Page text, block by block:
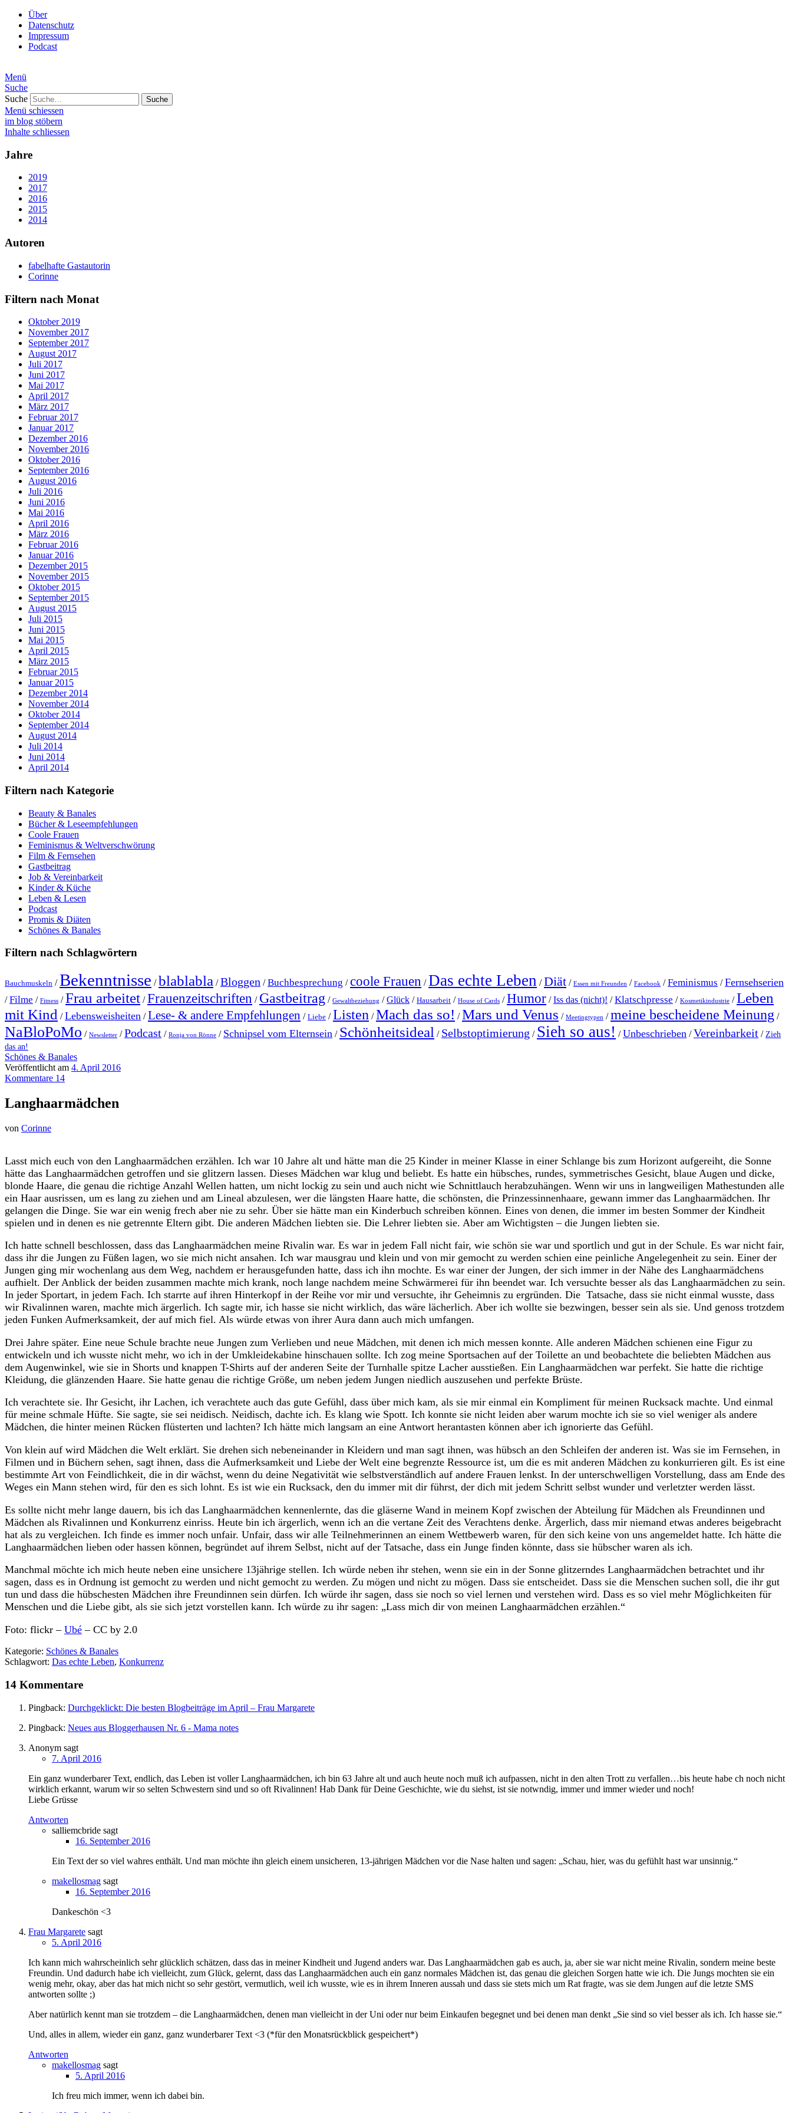
Über
Datenschutz
Impressum
Podcast
Menü
Suche
Suche
Menü schiessen
im blog stöbern
Inhalte schliessen
Jahre
2019
2017
2016
2015
2014
Autoren
fabelhafte Gastautorin
Corinne
Filtern nach Monat
Oktober 2019
November 2017
September 2017
August 2017
Juli 2017
Juni 2017
Mai 2017
April 2017
März 2017
Februar 2017
Januar 2017
Dezember 2016
November 2016
Oktober 2016
September 2016
August 2016
Juli 2016
Juni 2016
Mai 2016
April 2016
März 2016
Februar 2016
Januar 2016
Dezember 2015
November 2015
Oktober 2015
September 2015
August 2015
Juli 2015
Juni 2015
Mai 2015
April 2015
März 2015
Februar 2015
Januar 2015
Dezember 2014
November 2014
Oktober 2014
September 2014
August 2014
Juli 2014
Juni 2014
April 2014
Filtern nach Kategorie
Beauty & Banales
Bücher & Leseempfehlungen
Coole Frauen
Feminismus & Weltverschwörung
Film & Fernsehen
Gastbeitrag
Job & Vereinbarkeit
Kinder & Küche
Leben & Lesen
Podcast
Promis & Diäten
Schönes & Banales
Filtern nach Schlagwörtern
Bauchmuskeln /Bekenntnisse /blablabla /Bloggen /Buchbesprechung /coole Frauen /Das echte Leben /Diät / Essen mit Freunden / Facebook /Feminismus /Fernsehserien
/Filme / Fitness /Frau arbeitet /Frauenzeitschriften / Gastbeitrag / Gewaltbeziehung /Glück / Hausarbeit / House of Cards /Humor /Iss das (nicht)! /Klatschpresse / Kosmetikindustrie /Leben
mit Kind /Lebensweisheiten /Lese- & andere Empfehlungen / Liebe /Listen /Mach das so! /Mars und Venus / Meetingtypen /meine bescheidene Meinung /
NaBloPoMo / Newsletter /Podcast / Ronja von Rönne / Schnipsel vom Elternsein / Schönheitsideal / Selbstoptimierung / Sieh so aus! /Unbeschrieben /Vereinbarkeit / Zieh
das an!
Schönes & Banales
Veröffentlicht am 4. April 2016
Kommentare 14
Langhaarmädchen
von Corinne
Lasst mich euch von den Langhaarmädchen erzählen. Ich war 10 Jahre alt und hätte man die 25 Kinder in meiner Klasse in einer Schlange bis zum Horizont aufgereiht, die Sonne
hätte das Langhaarmädchen getroffen und sie glitzern lassen. Dieses Mädchen war klug und beliebt. Es hatte ein hübsches, rundes, symmetrisches Gesicht, blaue Augen und dicke,
blonde Haare, die genau die richtige Anzahl Wellen hatten, um nicht lockig zu sein und auch nicht wie Schnittlauch herabzuhängen. Wenn wir uns in langweiligen Mathestunden alle
ein Haar ausrissen, um es lang zu ziehen und am Lineal abzulesen, wer die längsten Haare hatte, die schönsten, die Prinzessinnenhaare, gewann immer das Langhaarmädchen. Ihr
gelangen die Dinge. Sie war ein wenig frech aber nie zu sehr. Über sie hätte man ein Kinderbuch schreiben können. Eines von denen, die immer im besten Sommer der Kindheit
spielen und in denen es nie getrennte Eltern gibt. Die anderen Mädchen liebten sie. Die Lehrer liebten sie. Aber am Wichtigsten – die Jungen liebten sie.
Ich hatte schnell beschlossen, dass das Langhaarmädchen meine Rivalin war. Es war in jedem Fall nicht fair, wie schön sie war und sportlich und gut in der Schule. Es war nicht fair,
dass ihr die Jungen zu Füßen lagen, wo sie mich nicht ansahen. Ich war mausgrau und klein und von mir gemocht zu werden schien eine peinliche Angelegenheit zu sein. Einer der
Jungen ging mir wochenlang aus dem Weg, nachdem er herausgefunden hatte, dass ich ihn mochte. Es war einer der Jungen, der sich immer in der Nähe des Langhaarmädchens
aufhielt. Der Anblick der beiden zusammen machte mich krank, noch lange nachdem meine Schwärmerei für ihn beendet war. Ich versuchte besser als das Langhaarmädchen zu sein.
In jeder Sportart, in jedem Fach. Ich starrte auf ihren Hinterkopf in der Reihe vor mir und versuchte, ihr Geheimnis zu ergründen. Die Tatsache, dass sie nicht einmal wusste, dass
wir Rivalinnen waren, machte mich ärgerlich. Ich sagte mir, ich hasse sie nicht wirklich, das wäre lächerlich. Aber ich wollte sie bezwingen, besser sein als sie. Und genoss trotzdem
jeden Funken Aufmerksamkeit, der auf mich fiel. Als würde etwas von ihrer Aura dann auch mich umfangen.
Drei Jahre später. Eine neue Schule brachte neue Jungen zum Verlieben und neue Mädchen, mit denen ich mich messen konnte. Alle anderen Mädchen schienen eine Figur zu
entwickeln und ich wusste nicht mehr, wo ich in der Umkleidekabine hinschauen sollte. Ich zog meine Sportsachen auf der Toilette an und beobachtete die beliebten Mädchen aus
dem Augenwinkel, wie sie in Shorts und knappen T-Shirts auf der anderen Seite der Turnhalle spitze Lacher ausstießen. Ein Langhaarmädchen war perfekt. Sie hatte die richtige
Kleidung, die glänzenden Haare. Sie hatte genau die richtige Größe, um neben jedem Jungen niedlich auszusehen und perfekte Brüste.
Ich verachtete sie. Ihr Gesicht, ihr Lachen, ich verachtete auch das gute Gefühl, dass über mich kam, als sie mir einmal ein Kompliment für meinen Rucksack machte. Und einmal
für meine schmale Hüfte. Sie sagte, sie sei neidisch. Neidisch, dachte ich. Es klang wie Spott. Ich konnte sie nicht leiden aber warum mochte ich sie so viel weniger als andere
Mädchen, die hinter meinen Rücken flüsterten und lachten? Ich hätte mich langsam an eine Antwort herantasten können aber ich ignorierte das Gefühl.
Von klein auf wird Mädchen die Welt erklärt. Sie drehen sich nebeneinander in Kleidern und man sagt ihnen, was hübsch an den Schleifen der anderen ist. Was sie im Fernsehen, in
Filmen und in Büchern sehen, sagt ihnen, dass die Aufmerksamkeit und Liebe der Welt eine begrenzte Ressource ist, um die es mit anderen Mädchen zu konkurrieren gilt. Es ist eine
bestimmte Art von Feindlichkeit, die in dir wächst, wenn du deine Negativität wie selbstverständlich auf andere Frauen lenkst. In der unterschwelligen Vorstellung, dass am Ende des
Weges ein Mann stehen wird, für den es sich lohnt. Es ist wie ein Rucksack, den du immer mit dir führst, der dich mit jedem Schritt selbst wunder und verletzter werden lässt.
Es sollte nicht mehr lange dauern, bis ich das Langhaarmädchen kennenlernte, das die gläserne Wand in meinem Kopf zwischen der Abteilung für Mädchen als Freundinnen und
Mädchen als Rivalinnen und Konkurrenz einriss. Heute bin ich ärgerlich, wenn ich an die vertane Zeit des Verachtens denke. Ärgerlich, dass mir niemand etwas anderes beigebracht
hat als zu vergleichen. Ich finde es immer noch unfair. Unfair, dass wir alle Teilnehmerinnen an einem Wettbewerb waren, für den sich keine von uns angemeldet hatte. Ich hätte die
Langhaarmädchen lieben oder hassen können, begründet auf ihrem Selbst, nicht auf der Tatsache, dass ein Junge finden könnte, dass sie hübscher waren als ich.
Manchmal möchte ich mich heute neben eine unsichere 13jährige stellen. Ich würde neben ihr stehen, wenn sie ein in der Sonne glitzerndes Langhaarmädchen betrachtet und ihr
sagen, dass es in Ordnung ist gemocht zu werden und nicht gemocht zu werden. Zu mögen und nicht zu mögen. Dass sie entscheidet. Dass sie die Menschen suchen soll, die ihr gut
tun und dass die hübschesten Mädchen ihre Freundinnen sein dürfen. Ich würde ihr sagen, dass sie noch so viel lernen und verstehen wird. Dass es so viel mehr Möglichkeiten für
Menschen und die Liebe gibt, als sie sich jetzt vorstellen kann. Ich würde zu ihr sagen: „Lass mich dir von meinen Langhaarmädchen erzählen.“
Foto: flickr – Ubé – CC by 2.0
Kategorie: Schönes & Banales
Schlagwort: Das echte Leben, Konkurrenz
14 Kommentare
Pingback: Durchgeklickt: Die besten Blogbeiträge im April – Frau Margarete
Pingback: Neues aus Bloggerhausen Nr. 6 - Mama notes
Anonym sagt
7. April 2016
Ein ganz wunderbarer Text, endlich, das Leben ist voller Langhaarmädchen, ich bin 63 Jahre alt und auch heute noch muß ich aufpassen, nicht in den alten Trott zu verfallen…bis heute habe ch noch nicht
wirklich erkannt, warum wir so selten Schwestern sind und so oft Rivalinnen! Hab Dank für Deine Geschichte, wie du siehst, ist sie notwndig, immer und immer wieder und noch!
Liebe Grüsse
Antworten
salliemcbride sagt
16. September 2016
Ein Text der so viel wahres enthält. Und man möchte ihn gleich einem unsicheren, 13-jährigen Mädchen vor die Nase halten und sagen: „Schau, hier, was du gefühlt hast war unsinnig.“
makellosmag sagt
16. September 2016
Dankeschön <3
Frau Margarete sagt
5. April 2016
Ich kann mich wahrscheinlich sehr glücklich schätzen, dass das in meiner Kindheit und Jugend anders war. Das Langhaarmädchen gab es auch, ja, aber sie war nicht meine Rivalin, sondern meine beste
Freundin. Und dadurch habe ich vielleicht, zum Glück, gelernt, dass das Langhaarmädchen auch ein ganz normales Mädchen ist, das genau die gleichen Sorgen hatte wie ich. Die Jungs mochten sie ein
wenig mehr, okay, aber das hat mich nicht so sehr gestört, vermutlich, weil ich wusste, wie es in ihrem Inneren aussah und dass sie stets mich um Rat fragte, was sie dem Jungen auf die letzte SMS
antworten sollte ;)
Aber natürlich kennt man sie trotzdem – die Langhaarmädchen, denen man vielleicht in der Uni oder nur beim Einkaufen begegnet und bei denen man denkt „Sie sind so viel besser als ich. Ich hasse sie.“
Und, alles in allem, wieder ein ganz, ganz wunderbarer Text <3 (*für den Monatsrückblick gespeichert*)
Antworten
makellosmag sagt
5. April 2016
Ich freu mich immer, wenn ich dabei bin.